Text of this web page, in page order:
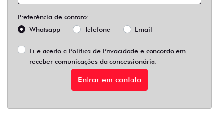
Preferência de contato:
Whatsapp
Telefone Email
Li e aceito a Política de Privacidade e concordo em
receber comunicações da concessionária.
Entrar em contato